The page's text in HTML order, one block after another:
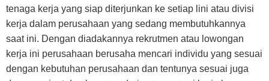
tenaga kerja yang siap diterjunkan ke setiap lini atau divisi
kerja dalam perusahaan yang sedang membutuhkannya
saat ini. Dengan diadakannya rekrutmen atau lowongan
kerja ini perusahaan berusaha mencari individu yang sesuai
dengan kebutuhan perusahaan dan tentunya sesuai juga